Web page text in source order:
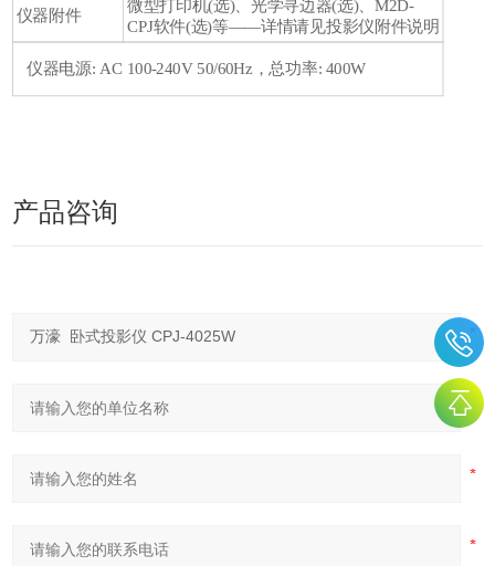
仪器附件
微型打印机(选)、光学寻边器(选)、M2D-
CPJ软件(选)等——详情请见投影仪附件说明
仪器电源: AC 100-240V 50/60Hz，总功率: 400W
产品咨询